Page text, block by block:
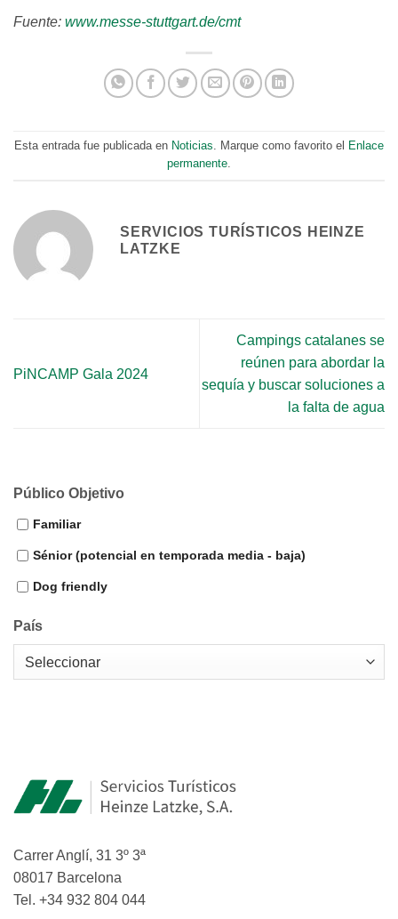
Fuente: www.messe-stuttgart.de/cmt
Esta entrada fue publicada en Noticias. Marque como favorito el Enlace
permanente.
SERVICIOS TURÍSTICOS HEINZE
LATZKE
PiNCAMP Gala 2024
Campings catalanes se
reúnen para abordar la
sequía y buscar soluciones a
la falta de agua
Público Objetivo
Familiar
Sénior (potencial en temporada media - baja)
Dog friendly
País
Carrer Anglí, 31 3º 3ª
08017 Barcelona
Tel. +34 932 804 044